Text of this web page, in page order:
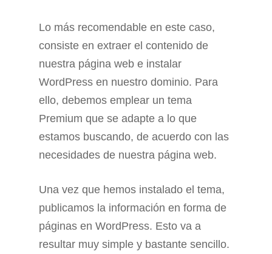
Lo más recomendable en este caso,
consiste en extraer el contenido de
nuestra página web e instalar
WordPress en nuestro dominio. Para
ello, debemos emplear un tema
Premium que se adapte a lo que
estamos buscando, de acuerdo con las
necesidades de nuestra página web.
Una vez que hemos instalado el tema,
publicamos la información en forma de
páginas en WordPress. Esto va a
resultar muy simple y bastante sencillo.